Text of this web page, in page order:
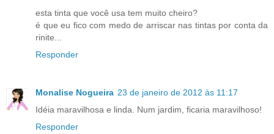
esta tinta que você usa tem muito cheiro?
é que eu fico com medo de arriscar nas tintas por conta da
rinite...
Responder
Monalise Nogueira 23 de janeiro de 2012 às 11:17
Idéia maravilhosa e linda. Num jardim, ficaria maravilhoso!
Responder